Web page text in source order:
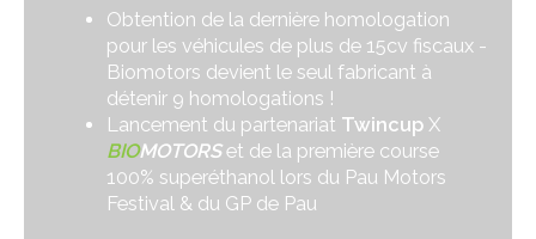
Obtention de la dernière homologation
pour les véhicules de plus de 15cv fiscaux -
Biomotors devient le seul fabricant à
détenir 9 homologations !
Lancement du partenariat Twincup X
BIOMOTORSet de la première course
100% superéthanol lors du Pau Motors
Festival & du GP de Pau